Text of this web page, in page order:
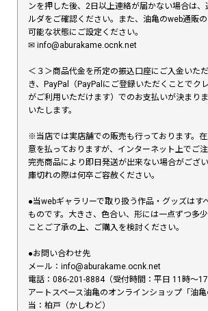
ンを押した後、2日以上連絡が届かない場合は、
ルダをご確認ください。また、油亀のweb通販
可能な状態にご設定ください。
✉︎ info@aburakame.ocnk.net
＜３＞商品代金を所定の振込口座にご入金いた
き、PayPal（PayPalにご登録いただくことでク
がご利用いただけます）でのお支払いが決まり
いたします。
※当店では実店舗での販売も行っております。
意を払っておりますが、インターネット上でご注
完売商品により即日発送が出来ない場合がござ
庫切れの際は何卒ご容赦ください。
●当webギャラリーで取り扱う作品・グッズはす
ものです。大きさ、色合い、形には一点ずつ多
ことご了承の上、ご購入を検討ください。
●お問い合わせ先
メール：info@aburakame.ocnk.net
電話：086-201-8884（受付時間：平日 11時〜17
アートスペース油亀のオンラインショップ「油
当：柏戸（かしわど）